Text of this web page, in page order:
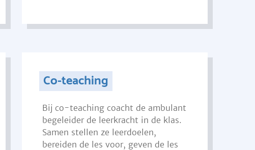
Co-teaching
Bij co-teaching coacht de ambulant
begeleider de leerkracht in de klas.
Samen stellen ze leerdoelen,
bereiden de les voor, geven de les